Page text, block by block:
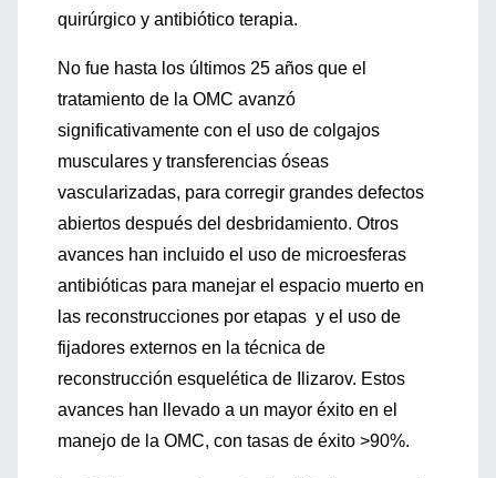
quirúrgico y antibiótico terapia.
No fue hasta los últimos 25 años que el
tratamiento de la OMC avanzó
significativamente con el uso de colgajos
musculares y transferencias óseas
vascularizadas, para corregir grandes defectos
abiertos después del desbridamiento. Otros
avances han incluido el uso de microesferas
antibióticas para manejar el espacio muerto en
las reconstrucciones por etapas y el uso de
fijadores externos en la técnica de
reconstrucción esquelética de Ilizarov. Estos
avances han llevado a un mayor éxito en el
manejo de la OMC, con tasas de éxito >90%.